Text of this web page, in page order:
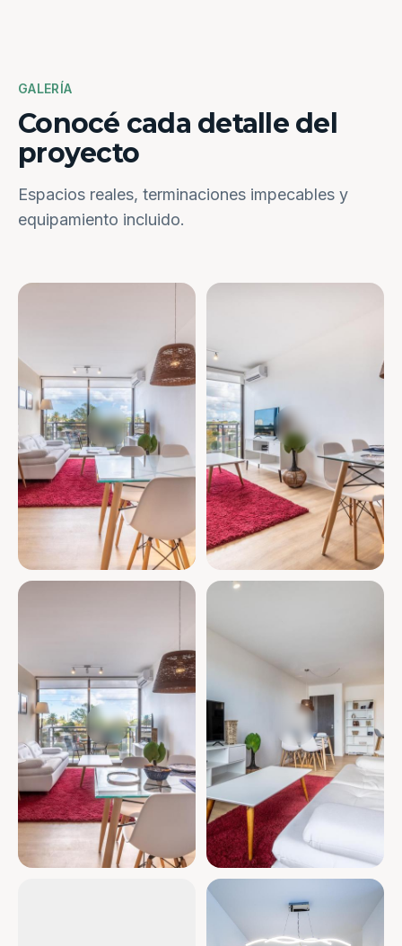
GALERÍA
Conocé cada detalle del
proyecto
Espacios reales, terminaciones impecables y
equipamiento incluido.